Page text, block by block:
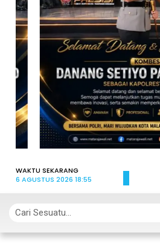
WAKTU SEKARANG
6 AGUSTUS 2026 18:55